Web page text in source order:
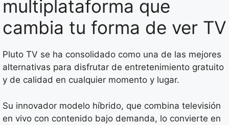
multiplataforma que
cambia tu forma de ver TV
Pluto TV se ha consolidado como una de las mejores
alternativas para disfrutar de entretenimiento gratuito
y de calidad en cualquier momento y lugar.
Su innovador modelo híbrido, que combina televisión
en vivo con contenido bajo demanda, lo convierte en